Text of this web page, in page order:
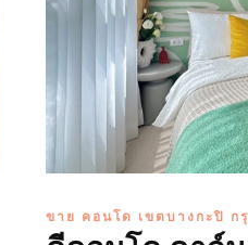
ขาย คอนโด เขตบางกะปิ ก